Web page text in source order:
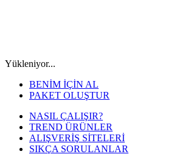
Yükleniyor...
BENİM İÇİN AL
PAKET OLUŞTUR
NASIL ÇALIŞIR?
TREND ÜRÜNLER
ALIŞVERİŞ SİTELERİ
SIKÇA SORULANLAR